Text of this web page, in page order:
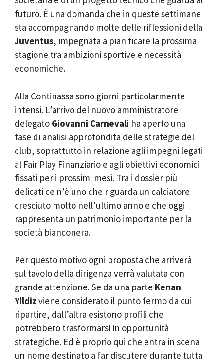
futuro. È una domanda che in queste settimane
sta accompagnando molte delle riflessioni della
Juventus, impegnata a pianificare la prossima
stagione tra ambizioni sportive e necessità
economiche.
Alla Continassa sono giorni particolarmente
intensi. L’arrivo del nuovo amministratore
delegato Giovanni Carnevali ha aperto una
fase di analisi approfondita delle strategie del
club, soprattutto in relazione agli impegni legati
al Fair Play Finanziario e agli obiettivi economici
fissati per i prossimi mesi. Tra i dossier più
delicati ce n’è uno che riguarda un calciatore
cresciuto molto nell’ultimo anno e che oggi
rappresenta un patrimonio importante per la
società bianconera.
Per questo motivo ogni proposta che arriverà
sul tavolo della dirigenza verrà valutata con
grande attenzione. Se da una parte Kenan
Yildiz viene considerato il punto fermo da cui
ripartire, dall’altra esistono profili che
potrebbero trasformarsi in opportunità
strategiche. Ed è proprio qui che entra in scena
un nome destinato a far discutere durante tutta